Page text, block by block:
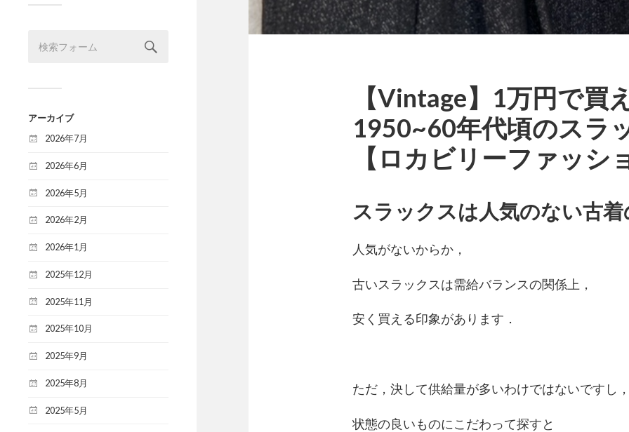
アーカイブ
2026年7月
2026年6月
2026年5月
2026年2月
2026年1月
2025年12月
2025年11月
2025年10月
2025年9月
2025年8月
2025年5月
【Vintage】1万円で買
1950~60年代頃のスラ
【ロカビリーファッシ
スラックスは人気のない古
人気がないからか，
古いスラックスは需給バランスの関係上，
安く買える印象があります．
ただ，決して供給量が多いわけではないですし
状態の良いものにこだわって探すと